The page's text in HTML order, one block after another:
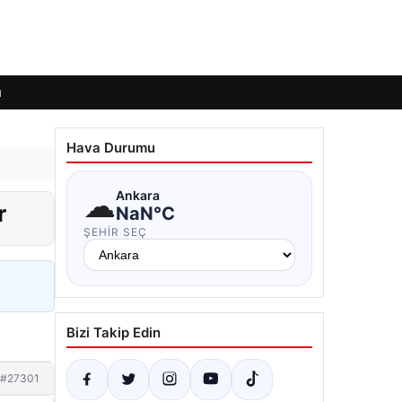
#27301
Hava Durumu
☁Ankara
NaN°C
ŞEHIR SEÇ
Bizi Takip Edin